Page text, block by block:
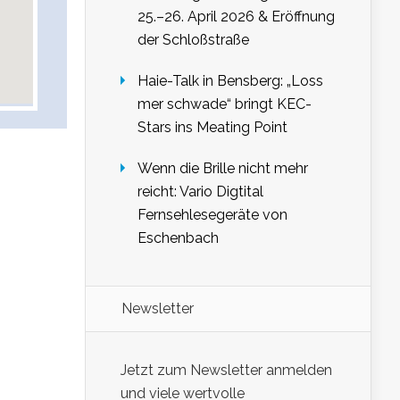
25.–26. April 2026 & Eröffnung
der Schloßstraße
Haie-Talk in Bensberg: „Loss
mer schwade“ bringt KEC-
Stars ins Meating Point
Wenn die Brille nicht mehr
reicht: Vario Digtital
Fernsehlesegeräte von
Eschenbach
Newsletter
Jetzt zum Newsletter anmelden
und viele wertvolle